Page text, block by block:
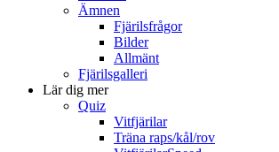
Ämnen
Fjärilsfrågor
Bilder
Allmänt
Fjärilsgalleri
Lär dig mer
Quiz
Vitfjärilar
Träna raps/kål/rov